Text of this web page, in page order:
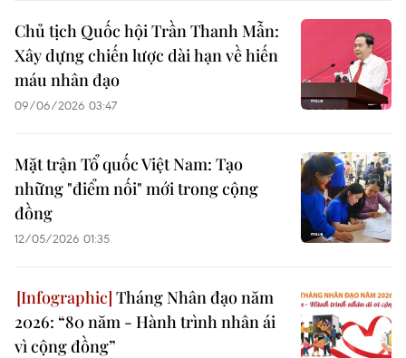
Chủ tịch Quốc hội Trần Thanh Mẫn:
Xây dựng chiến lược dài hạn về hiến
máu nhân đạo
09/06/2026 03:47
Mặt trận Tổ quốc Việt Nam: Tạo
những "điểm nối" mới trong cộng
đồng
12/05/2026 01:35
Tháng Nhân đạo năm
2026: “80 năm - Hành trình nhân ái
vì cộng đồng”